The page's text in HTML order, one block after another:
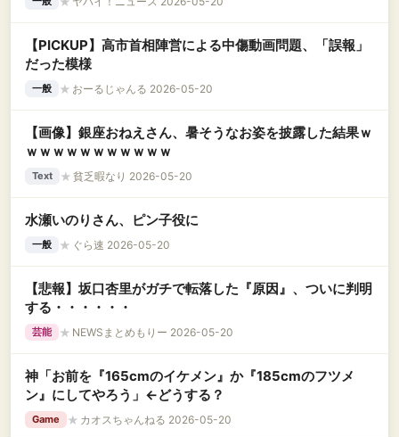
【PICKUP】高市首相陣営による中傷動画問題、「誤報」
だった模様
一般 ★ おーるじゃんる 2026-05-20
【画像】銀座おねえさん、暑そうなお姿を披露した結果ｗ
ｗｗｗｗｗｗｗｗｗｗｗ
Text ★ 貧乏暇なり 2026-05-20
水瀬いのりさん、ピン子役に
一般 ★ ぐら速 2026-05-20
【悲報】坂口杏里がガチで転落した『原因』、ついに判明
する・・・・・・
芸能 ★ NEWSまとめもりー 2026-05-20
神「お前を『165cmのイケメン』か『185cmのフツメ
ン』にしてやろう」←どうする？
Game ★ カオスちゃんねる 2026-05-20